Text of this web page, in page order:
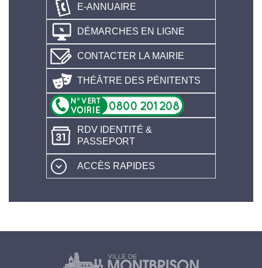
E-ANNUAIRE
DÉMARCHES EN LIGNE
CONTACTER LA MAIRIE
THÉÂTRE DES PÉNITENTS
RDV IDENTITÉ &
PASSEPORT
ACCÈS RAPIDES